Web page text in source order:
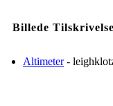
Billede
Altimeter-